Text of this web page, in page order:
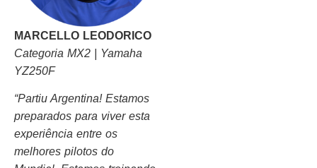
MARCELLO LEODORICO
Categoria MX2 | Yamaha
YZ250F
“Partiu Argentina! Estamos
preparados para viver esta
experiência entre os
melhores pilotos do